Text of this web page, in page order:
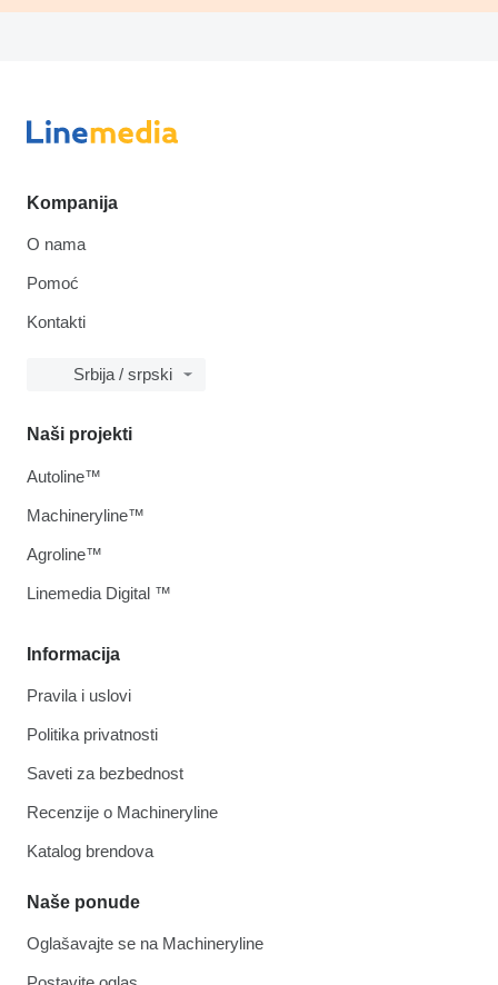
Kompanija
O nama
Pomoć
Kontakti
Srbija / srpski
Informacija
Pravila i uslovi
Politika privatnosti
Saveti za bezbednost
Recenzije o Machineryline
Katalog brendova
Naše ponude
Oglašavajte se na Machineryline
Naši projekti
Autoline™
Machineryline™
Agroline™
Linemedia Digital ™